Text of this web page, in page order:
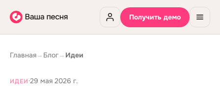
Получить демо
Главная→ Блог→ Идеи
ИДЕИ·29 мая 2026 г.